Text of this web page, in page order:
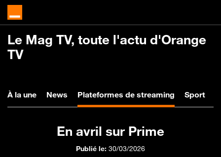
Le Mag TV, toute l'actu d'Orange
TV
À la uneÀ la une
News News
Plateformes de streaming Sport
En avril sur Prime
Publié le: 30/03/2026